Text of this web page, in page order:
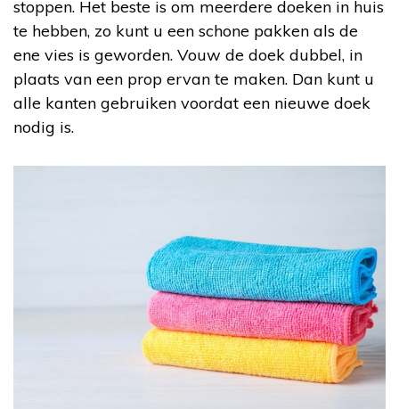
stoppen. Het beste is om meerdere doeken in huis
te hebben, zo kunt u een schone pakken als de
ene vies is geworden. Vouw de doek dubbel, in
plaats van een prop ervan te maken. Dan kunt u
alle kanten gebruiken voordat een nieuwe doek
nodig is.